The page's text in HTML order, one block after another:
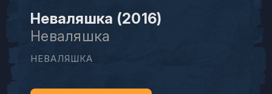
Неваляшка (2016)
Неваляшка
НЕВАЛЯШКА